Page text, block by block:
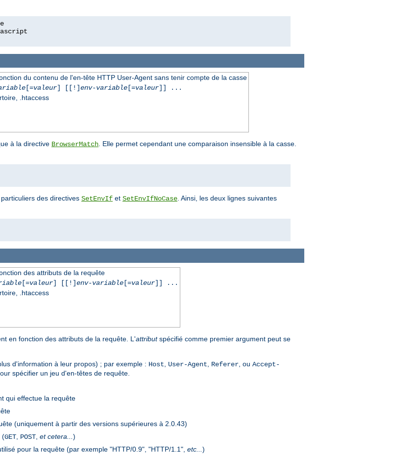
du contenu de l'en-tête HTTP User-Agent sans tenir compte de la casse
[=valeur] [[!]env-variable[=valeur]] ...
.htaccess
à la directive BrowserMatch. Elle permet cependant une comparaison insensible à la casse.
des directives SetEnvIf et SetEnvIfNoCase. Ainsi, les deux lignes suivantes
des attributs de la requête
[=valeur] [[!]env-variable[=valeur]] ...
.htaccess
en fonction des attributs de la requête. L'attributspécifié comme premier argument peut se
d'information à leur propos) ; par exemple : Host User-Agent Referer , ou Accept-
spécifier un jeu d'en-têtes de requête.
qui effectue la requête
(uniquement à partir des versions supérieures à 2.0.43)
(GET POST et cetera... )
pour la requête (par exemple "HTTP/0.9", "HTTP/1.1", etc... )